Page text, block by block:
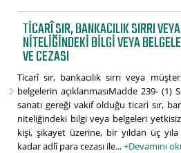
TICARÎ SIR, BANKACILIK SIRRI
NITELIĞINDEKI BILGI VEYA
VE CEZASI
Ticarî sır, bankacılık sırrı veya
belgelerin açıklanmasıMadde 239- (1)
sanatı gereği vakıf olduğu ticari sır,
niteliğindeki bilgi veya belgeleri
kişi, şikayet üzerine, bir yıldan üç
kadar adlî para cezası ile...+Devamını